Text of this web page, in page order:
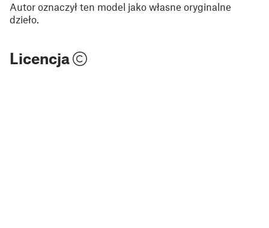
Autor oznaczył ten model jako własne oryginalne
dzieło.
Licencja